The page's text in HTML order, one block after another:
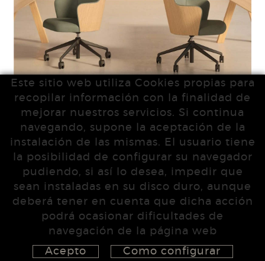
Este sitio web utiliza Cookies propias para
recopilar información con la finalidad de
mejorar nuestros servicios. Si continua
navegando, supone la aceptación de la
instalación de las mismas. El usuario tiene
la posibilidad de configurar su navegador
pudiendo, si así lo desea, impedir que
sean instaladas en su disco duro, aunque
deberá tener en cuenta que dicha acción
podrá ocasionar dificultades de
navegación de la página web
Acepto
Como configurar